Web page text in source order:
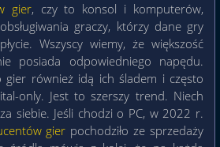
gier, czy to konsol i komputerów,
graczy, którzy dane gry
Wszyscy wiemy, że większość
posiada odpowiedniego napędu.
gier również idą ich śladem i często
only. Jest to szerszy trend. Niech
siebie. Jeśli chodzi o PC, w 2022 r.
gier pochodziło ze sprzedaży